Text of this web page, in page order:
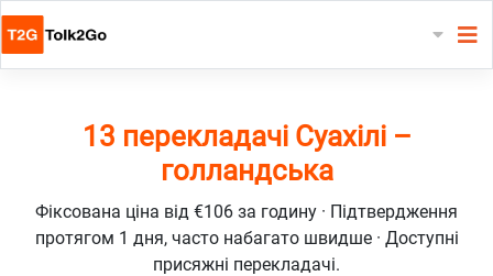
13 перекладачі Суахілі –
голландська
Фіксована ціна від €106 за годину · Підтвердження
протягом 1 дня, часто набагато швидше · Доступні
присяжні перекладачі.